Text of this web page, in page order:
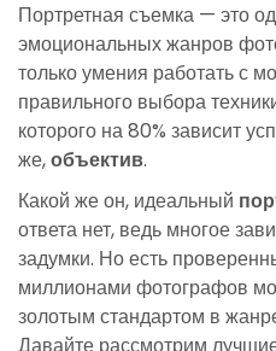
Портретная съемка — это
эмоциональных жанров
только умения работать с
правильного выбора
которого на 80% зависит
же,объектив.
Какой же он, идеальный
ответа нет, ведь многое
задумки. Но есть
миллионами фотографов
золотым стандартом в